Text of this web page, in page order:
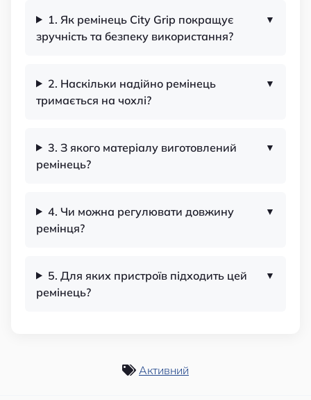
1. Як ремінець City Grip покращує
зручність та безпеку використання?
2. Наскільки надійно ремінець
тримається на чохлі?
3. З якого матеріалу виготовлений
ремінець?
4. Чи можна регулювати довжину
ремінця?
5. Для яких пристроїв підходить цей
ремінець?
Активний